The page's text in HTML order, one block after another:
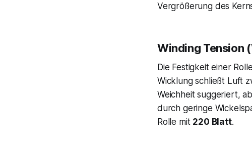
Vergrößerung des
Winding Tension
Die Festigkeit einer
Wicklung schließt Luft
Weichheit suggeriert,
durch geringe
Rolle mit 220 Blatt.